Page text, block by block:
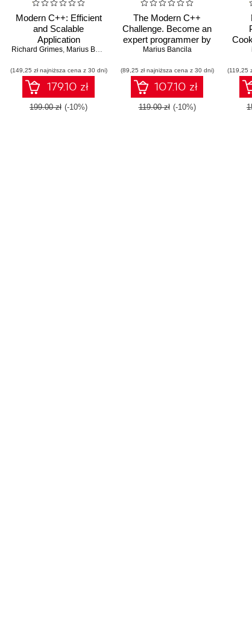
Modern C++: Efficient
and Scalable
Application
Development. Leverage
C++ to overcome
difficulties in various
stages of application
development
Richard Grimes, Marius Bancila
(149,25 zł najniższa cena z 30 dni)
179.10 zł
199.00 zł (-10%)
The Modern C++
Challenge. Become an
expert programmer by
solving real-world
Marius Bancila
(89,25 zł najniższa cena z 30 dni)
107.10 zł
119.00 zł (-10%)
(119,25